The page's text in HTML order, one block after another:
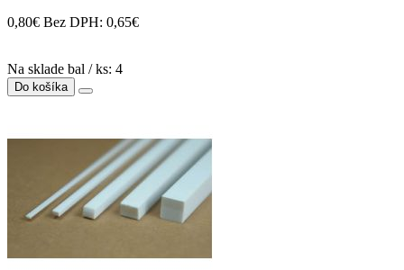
0,80€ Bez DPH: 0,65€
Na sklade bal / ks: 4
Do košíka